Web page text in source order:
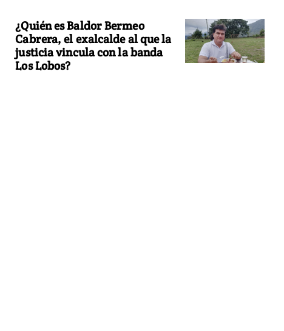
¿Quién es Baldor Bermeo
Cabrera, el exalcalde al que la
justicia vincula con la banda
Los Lobos?